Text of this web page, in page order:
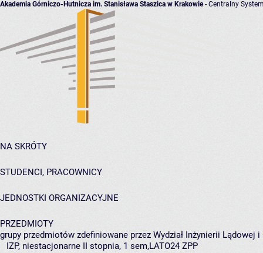
Akademia Górniczo-Hutnicza im. Stanisława Staszica w Krakowie- Centralny
NA SKRÓTY
STUDENCI, PRACOWNICY
JEDNOSTKI ORGANIZACYJNE
PRZEDMIOTY
grupy przedmiotów zdefiniowane przez Wydział Inżynierii Lądowej
IZP, niestacjonarne II stopnia, 1 sem,LATO24 ZPP